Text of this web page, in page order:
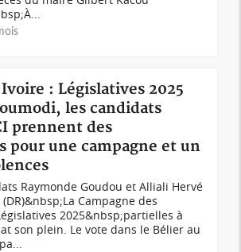
: Législatives 2025
les candidats
prennent des
pour une campagne et un
Raymonde Goudou et Alliali Hervé
Campagne des
2025&nbsp;partielles à
son plein. Le vote dans le Bélier au